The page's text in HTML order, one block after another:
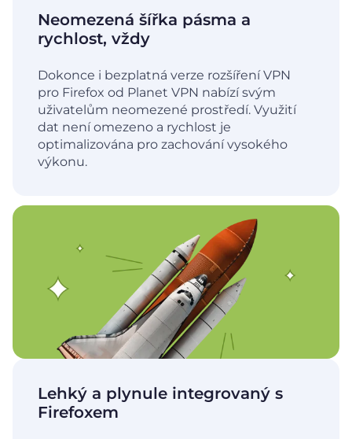
Neomezená šířka pásma a
rychlost, vždy
Dokonce i bezplatná verze rozšíření VPN
pro Firefox od Planet VPN nabízí svým
uživatelům neomezené prostředí. Využití
dat není omezeno a rychlost je
optimalizována pro zachování vysokého
výkonu.
Lehký a plynule integrovaný s
Firefoxem